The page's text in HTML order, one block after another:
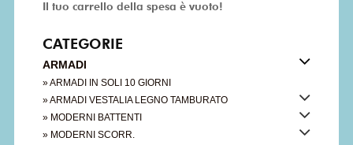
Il tuo carrello della spesa è vuoto!
CATEGORIE
ARMADI
» ARMADI IN SOLI 10 GIORNI
» ARMADI VESTALIA LEGNO TAMBURATO
» MODERNI BATTENTI
» MODERNI SCORR.